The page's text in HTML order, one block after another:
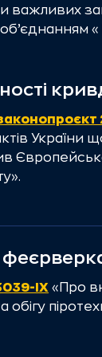
—
Nature Has
в
в Україні.
наш дім
важливих
України
IX «Про